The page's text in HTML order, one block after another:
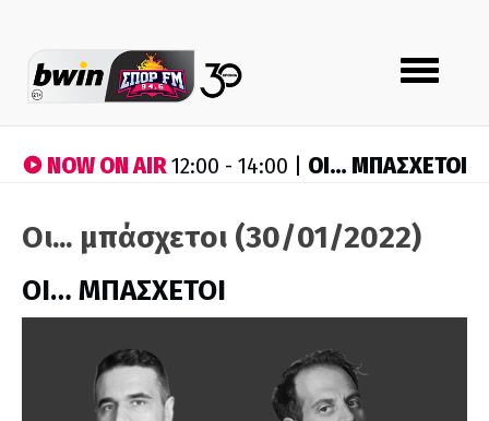
Toggle
navigation
NOW ON AIR12:00 - 14:00 | ΟΙ… ΜΠΑΣΧΕΤΟΙ
Οι... μπάσχετοι (30/01/2022)
ΟΙ… ΜΠΑΣΧΕΤΟΙ